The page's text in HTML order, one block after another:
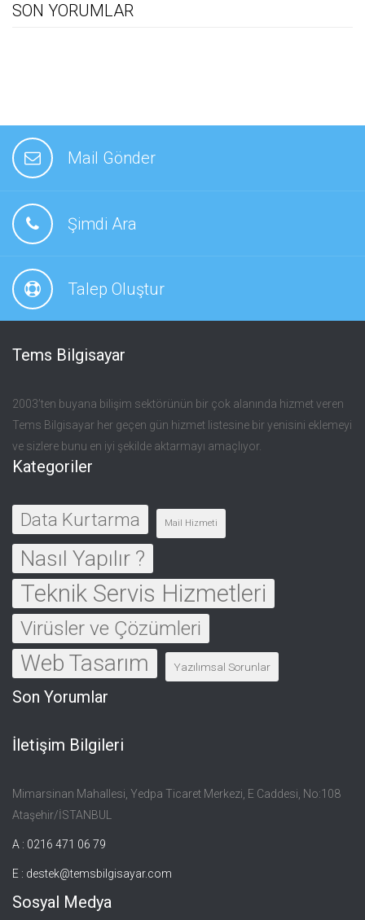
SON YORUMLAR
Mail Gönder
Şimdi Ara
Talep Oluştur
Tems Bilgisayar
2003’ten buyana bilişim sektörünün bir çok alanında hizmet veren
Tems Bilgisayar her geçen gün hizmet listesine bir yenisini eklemeyi
ve sizlere bunu en iyi şekilde aktarmayı amaçlıyor.
Kategoriler
Data Kurtarma Mail Hizmeti
Nasıl Yapılır ?
Teknik Servis Hizmetleri
Virüsler ve Çözümleri
Web Tasarım Yazılımsal Sorunlar
Son Yorumlar
İletişim Bilgileri
Mimarsinan Mahallesi, Yedpa Ticaret Merkezi, E Caddesi, No:108
Ataşehir/İSTANBUL
A : 0216 471 06 79
E : destek@temsbilgisayar.com
Sosyal Medya